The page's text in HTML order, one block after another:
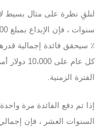
الفترة الزمنية.
السنوات العشر ، فإن إجمالي مبلغ